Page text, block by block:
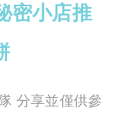
密小店推
分享並僅供參